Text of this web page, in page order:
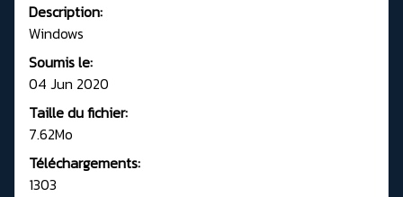
Description:
Windows
Soumis le:
04 Jun 2020
Taille du fichier:
7.62Mo
Téléchargements:
1303